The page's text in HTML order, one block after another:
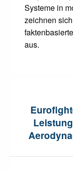
Systeme in
zeichnen
aus.